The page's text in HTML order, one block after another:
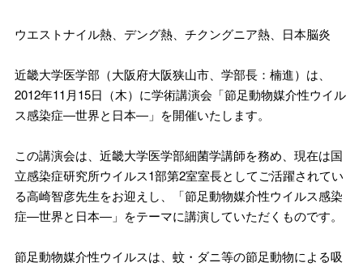
ウエストナイル熱、デング熱、チクングニア熱、日本脳炎
近畿大学医学部（大阪府大阪狭山市、学部長：楠進）は、
2012年11月15日（木）に学術講演会「節足動物媒介性ウイル
ス感染症―世界と日本―」を開催いたします。
この講演会は、近畿大学医学部細菌学講師を務め、現在は国
立感染症研究所ウイルス1部第2室室長としてご活躍されてい
る高崎智彦先生をお迎えし、「節足動物媒介性ウイルス感染
症―世界と日本―」をテーマに講演していただくものです。
節足動物媒介性ウイルスは、蚊・ダニ等の節足動物による吸